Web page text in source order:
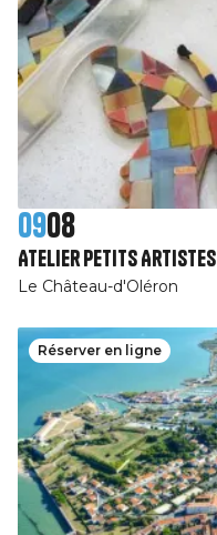
0908
Atelier Petits Artistes
Le Château-d'Oléron
Réserver en ligne